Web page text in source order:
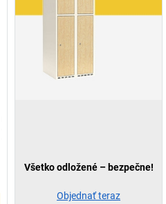
Všetko odložené – bezpečne!
Objednať teraz